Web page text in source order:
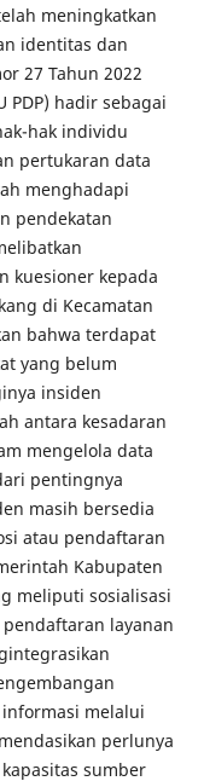
meningkatkan
identitas dan
27 Tahun 2022
PDP) hadir sebagai
hak individu
pertukaran data
menghadapi
pendekatan
kuesioner kepada
di Kecamatan
bahwa terdapat
yang belum
insiden
antara kesadaran
mengelola data
pentingnya
masih bersedia
atau pendaftaran
Kabupaten
meliputi sosialisasi
layanan
melalui
perlunya
sumber